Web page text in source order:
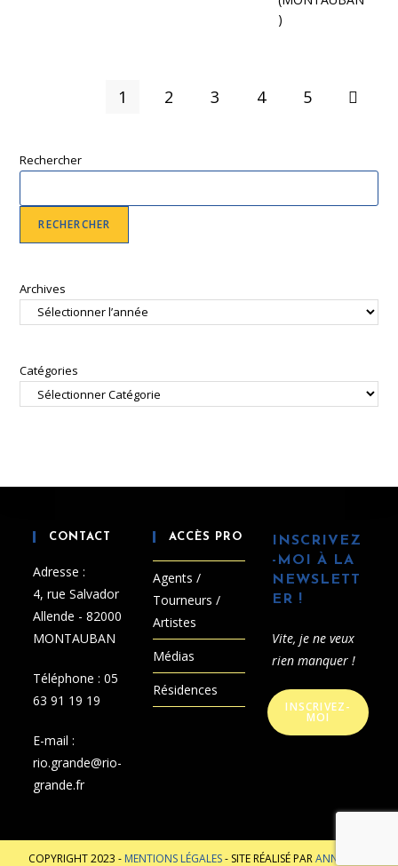
)
1 2 3 4 5
Rechercher
RECHERCHER
Archives
Catégories
CONTACT
Adresse :
4, rue Salvador
Allende - 82000
MONTAUBAN
Téléphone :05
63 91 19 19
E-mail :
rio.grande@rio-
grande.fr
ACCÈS PRO
Agents /
Tourneurs /
Artistes
Médias
Résidences
INSCRIVEZ
-MOI À LA
NEWSLETT
ER !
Vite, je ne veux
rien manquer !
INSCRIVEZ-
MOI
COPYRIGHT 2023 - MENTIONS LÉGALES- SITE RÉALISÉ PARANNA-A.FR